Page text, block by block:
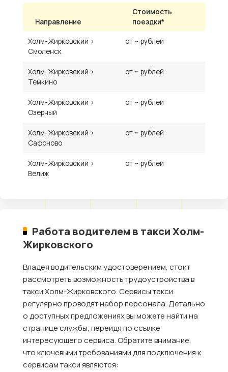
Направление
Стоимость
поездки*
Холм-Жирковский ›
Смоленск
от ~ рублей
Холм-Жирковский ›
Темкино
от ~ рублей
Холм-Жирковский ›
Озерный
от ~ рублей
Холм-Жирковский ›
Сафоново
от ~ рублей
Холм-Жирковский ›
Велиж
от ~ рублей
Работа водителем в такси Холм-
Жирковского
Владея водительским удостоверением, стоит
рассмотреть возможность трудоустройства в
такси Холм-Жирковского. Сервисы такси
регулярно проводят набор персонала. Детально
о доступных предложениях вы можете найти на
странице службы, перейдя по ссылке
интересующего сервиса. Обратите внимание,
что ключевыми требованиями для подключения к
сервисам такси являются: